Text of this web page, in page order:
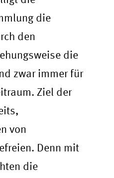
die
den
die
zwar immer für
Ziel der
von
Denn mit
die